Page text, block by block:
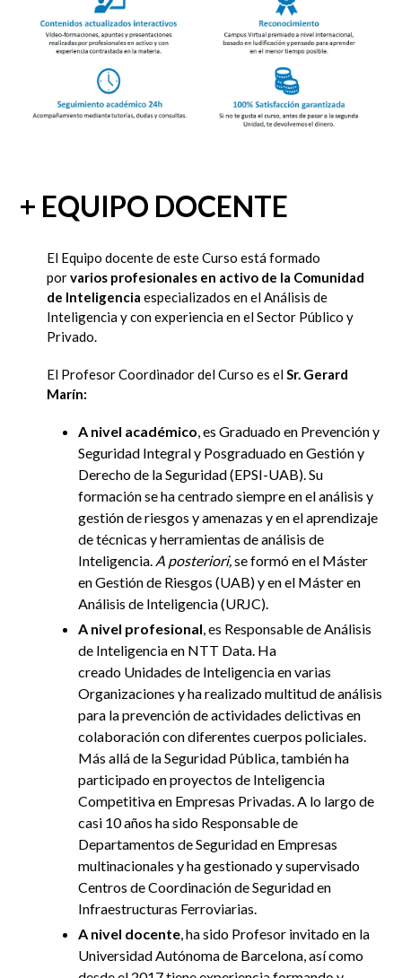
+ EQUIPO DOCENTE
El Equipo docente de este Curso está formado
porvarios profesionales en activo de la Comunidad
de Inteligencia especializados en el Análisis de
Inteligencia y con experiencia en el Sector Público y
Privado.
El Profesor Coordinador del Curso es elSr. Gerard
Marín:
A nivel académico, es Graduado en Prevención y
Seguridad Integraly Posgraduado en Gestión y
Derecho de la Seguridad(EPSI-UAB).Su
formación se ha centrado siempre en elanálisis y
gestión de riesgos y amenazas y en el aprendizaje
detécnicas y herramientas de análisis de
Inteligencia. A posteriori,se formó en el Máster
en Gestión de Riesgos (UAB)y en el Máster en
Análisis de Inteligencia(URJC).
A nivel profesional, es Responsable de Análisis
de Inteligencia en NTT Data. Ha
creado Unidades de Inteligencia en varias
Organizaciones y ha realizado multitud deanálisis
para la prevención de actividades delictivas en
colaboración con diferentes cuerpos policiales.
Más allá de la Seguridad Pública, también ha
participado enproyectos de Inteligencia
Competitivaen Empresas Privadas. A lo largo de
casi 10 años ha sido Responsable de
Departamentos de Seguridaden Empresas
multinacionales y ha gestionado y supervisado
Centros de Coordinación de Seguridad en
Infraestructuras Ferroviarias.
A nivel docente, ha sido Profesor invitado en la
Universidad Autónoma de Barcelona, así como